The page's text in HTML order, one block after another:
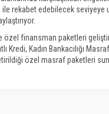
ile rekabet edebilecek
finansman paketleri
Kredi, Kadın Bankacılığı
özel masraf paketleri